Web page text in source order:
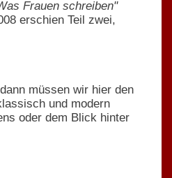
Frauen schreiben"
erschien Teil zwei,
müssen wir hier den
und modern
oder dem Blick hinter